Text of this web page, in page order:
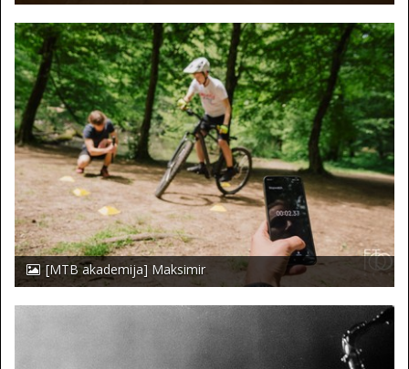
[MTB akademija] Maksimir